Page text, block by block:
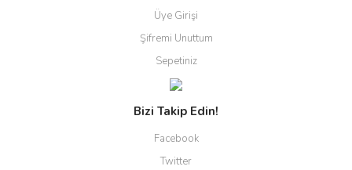
Üye Girişi
Şifremi Unuttum
Sepetiniz
Bizi Takip Edin!
Facebook
Twitter